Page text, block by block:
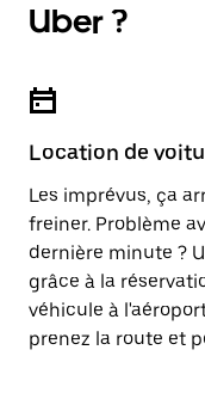
Uber ?
Location de
Les imprévus, ça
freiner. Problème
dernière minute ?
grâce à la
véhicule à
prenez la route et